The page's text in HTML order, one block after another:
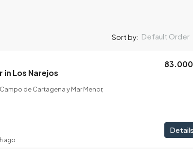
Sort by: Default Order
Los Narejos
de Cartagena y Mar Menor,
Details
ago